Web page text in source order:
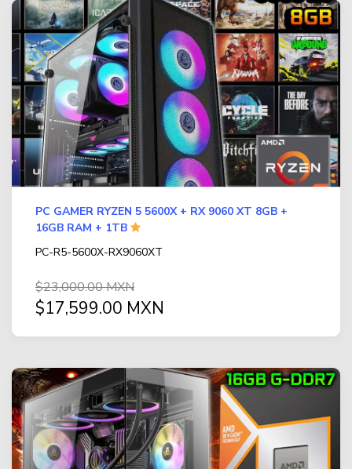
PC GAMER RYZEN 5 5600X + RX 9060 XT 8GB +
16GB RAM + 1TB
PC-R5-5600X-RX9060XT
$23,000.00 MXN
$17,599.00 MXN